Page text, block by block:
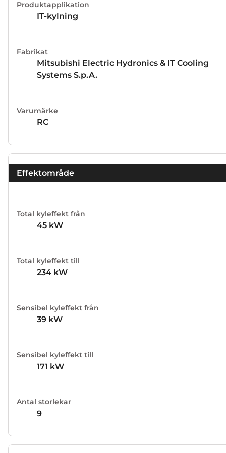
Produktapplikation
IT-kylning
Fabrikat
Mitsubishi Electric Hydronics & IT Cooling
Systems S.p.A.
Varumärke
RC
Effektområde
Total kyleffekt från
45 kW
Total kyleffekt till
234 kW
Sensibel kyleffekt från
39 kW
Sensibel kyleffekt till
171 kW
Antal storlekar
9